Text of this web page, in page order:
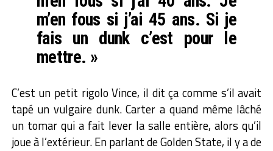
m’en fous si j’ai 45 ans. Si je
fais un dunk c’est pour le
mettre. »
C’est un petit rigolo Vince, il dit ça comme s’il avait
tapé un vulgaire dunk. Carter a quand même lâché
un tomar qui a fait lever la salle entière, alors qu’il
joue à l’extérieur. En parlant de Golden State, il y a de